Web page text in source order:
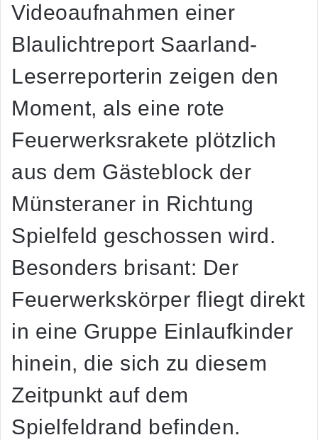
Videoaufnahmen einer
Blaulichtreport Saarland-
Leserreporterin zeigen den
Moment, als eine rote
Feuerwerksrakete plötzlich
aus dem Gästeblock der
Münsteraner in Richtung
Spielfeld geschossen wird.
Besonders brisant: Der
Feuerwerkskörper fliegt direkt
in eine Gruppe Einlaufkinder
hinein, die sich zu diesem
Zeitpunkt auf dem
Spielfeldrand befinden.